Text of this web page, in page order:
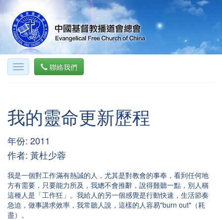
聯絡我們
我的靈命更新歷程
年份: 2011
作者: 黃杜少蓉
我是一個對工作滿有熱誠的人，尤其是對教會的事奉，看到任何地
方有需要，只要能力所及，我總不會推辭，說得難聽一點，別人稱
這種人是「工作狂」。我給人的另一個感覺是行動快速，生活節奏
急迫，做事講求效率，我常聽人說，這樣的人容易"burn out"（耗
盡）。